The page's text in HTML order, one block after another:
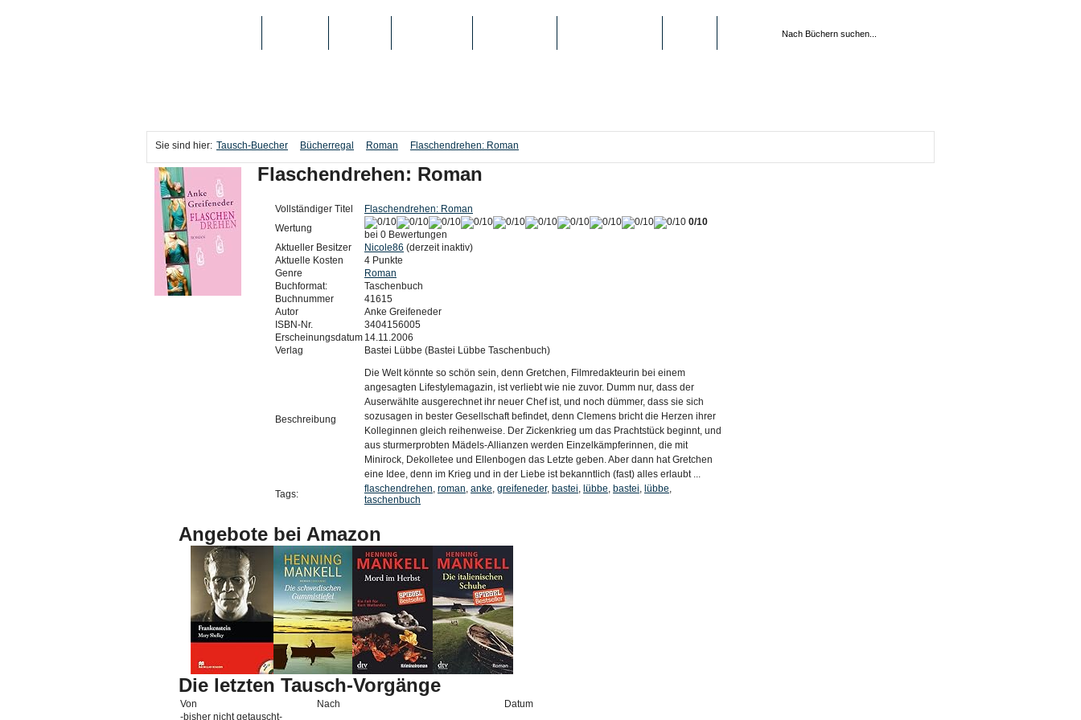
Sie sind hier: Tausch-Buecher Bücherregal Roman Flaschendrehen: Roman
Flaschendrehen: Roman
Vollständiger Titel
Flaschendrehen: Roman
Wertung
0/10
bei 0 Bewertungen
Aktueller Besitzer
Nicole86 (derzeit inaktiv)
Aktuelle Kosten
4 Punkte
Genre
Roman
Buchformat:
Taschenbuch
Buchnummer
41615
Autor
Anke Greifeneder
ISBN-Nr.
3404156005
Erscheinungsdatum 14.11.2006
Verlag
Bastei Lübbe (Bastei Lübbe Taschenbuch)
Beschreibung
Die Welt könnte so schön sein, denn Gretchen, Filmredakteurin bei einem
angesagten Lifestylemagazin, ist verliebt wie nie zuvor. Dumm nur, dass der
Auserwählte ausgerechnet ihr neuer Chef ist, und noch dümmer, dass sie sich
sozusagen in bester Gesellschaft befindet, denn Clemens bricht die Herzen ihrer
Kolleginnen gleich reihenweise. Der Zickenkrieg um das Prachtstück beginnt, und
aus sturmerprobten Mädels-Allianzen werden Einzelkämpferinnen, die mit
Minirock, Dekolletee und Ellenbogen das Letzte geben. Aber dann hat Gretchen
eine Idee, denn im Krieg und in der Liebe ist bekanntlich (fast) alles erlaubt ...
Tags:
flaschendrehen, roman, anke, greifeneder, bastei, lübbe, bastei, lübbe,
taschenbuch
Angebote bei Amazon
Die letzten Tausch-Vorgänge
Von Nach
Datum
-bisher nicht getauscht-